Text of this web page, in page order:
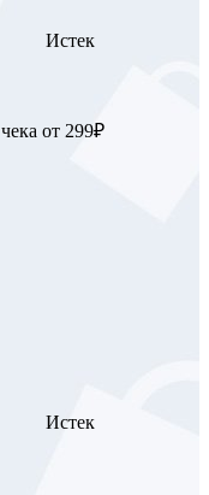
Истек
от 299₽
Истек